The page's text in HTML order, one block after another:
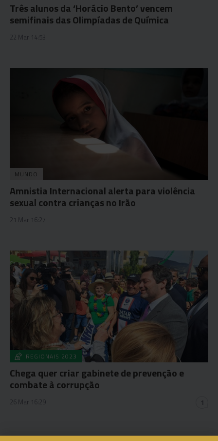
Três alunos da ‘Horácio Bento’ vencem
semifinais das Olimpíadas de Química
22 Mar 14:53
MUNDO
Amnistia Internacional alerta para violência
sexual contra crianças no Irão
21 Mar 16:27
REGIONAIS 2023
Chega quer criar gabinete de prevenção e
combate à corrupção
26 Mar 16:29 1